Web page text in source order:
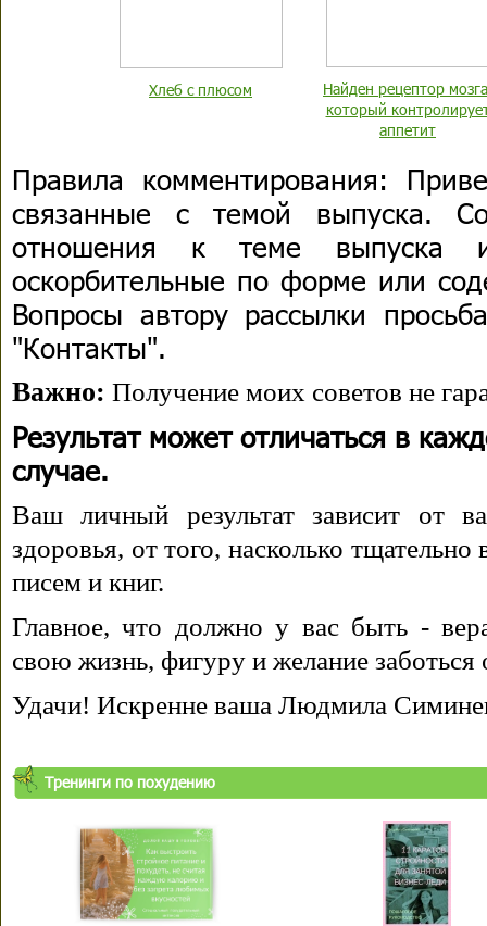
Хлеб с плюсом
Найден рецептор
который
аппетит
Правила комментирования:
связанные с темой выпуска.
отношения к теме выпуска
оскорбительные по форме или
Вопросы автору рассылки
"Контакты".
Важно: Получение моих советов не
Результат может отличаться в
случае.
Ваш личный результат зависит от
здоровья, от того, насколько
писем и книг.
Главное, что должно у вас быть -
свою жизнь, фигуру и желание заботься
Удачи! Искренне ваша Людмила
Тренинги по похудению